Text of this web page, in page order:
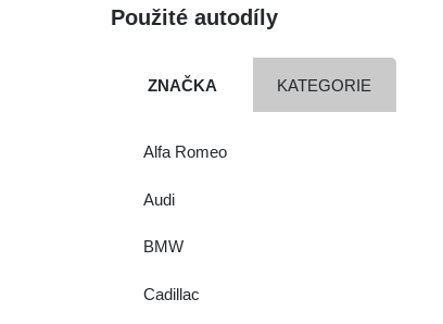
Použité autodíly
ZNAČKA KATEGORIE
Alfa Romeo
Audi
BMW
Cadillac